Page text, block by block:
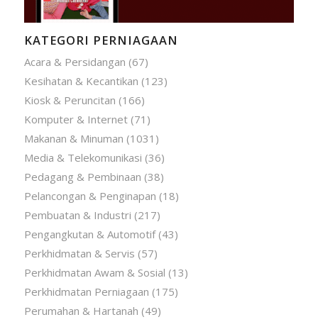
KATEGORI PERNIAGAAN
Acara & Persidangan (67)
Kesihatan & Kecantikan (123)
Kiosk & Peruncitan (166)
Komputer & Internet(71)
Makanan & Minuman (1031)
Media & Telekomunikasi (36)
Pedagang & Pembinaan (38)
Pelancongan & Penginapan (18)
Pembuatan & Industri (217)
Pengangkutan & Automotif(43)
Perkhidmatan & Servis (57)
Perkhidmatan Awam & Sosial (13)
Perkhidmatan Perniagaan (175)
Perumahan & Hartanah (49)